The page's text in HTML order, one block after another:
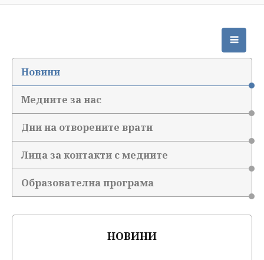
Новини
Медиите за нас
Дни на отворените врати
Лица за контакти с медиите
Образователна програма
НОВИНИ